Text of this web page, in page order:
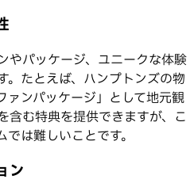
やパッケージ、ユニークな体験
。たとえば、ハンプトンズの物
ァンパッケージ」として地元観
含む特典を提供できますが、こ
は難しいことです。
ン